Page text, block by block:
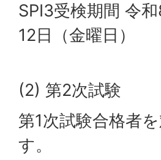
SPI3受検期間 令
12日（金曜日）
(2) 第2次試験
第1次試験合格者
す。